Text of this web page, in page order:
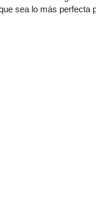
sea lo más perfecta